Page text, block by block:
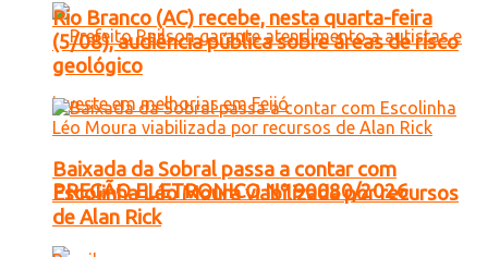
PREGÃO ELETRONICO Nº 90080/2026
Rio Branco (AC) recebe, nesta quarta-feira
(5/08), audiência pública sobre áreas de risco
geológico
Baixada da Sobral passa a contar com
Escolinha Léo Moura viabilizada por recursos
de Alan Rick